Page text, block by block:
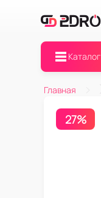
Каталог
Главная
27%